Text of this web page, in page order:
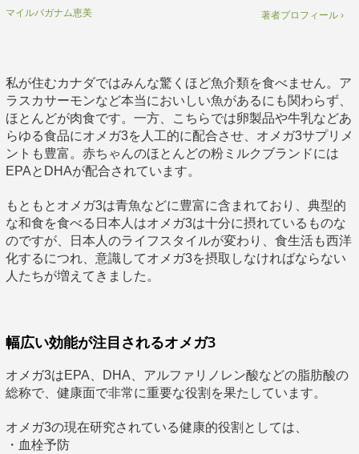
マイルバガナム恵美 著者プロフィール ›
私が住むカナダではみんな驚くほど魚介類を食べません。ア
ラスカサーモンなど本当においしい魚があるにも関わらず、
ほとんどが肉食です。一方、こちらでは卵製品や牛乳などあ
らゆる食品にオメガ3を人工的に配合させ、オメガ3サプリメ
ントも豊富。赤ちゃんのほとんどの粉ミルクブランドには
EPAとDHAが配合されています。
もともとオメガ3は青魚などに豊富に含まれており、典型的
な和食を食べる日本人はオメガ3は十分に摂れているものな
のですが、日本人のライフスタイルが変わり、食生活も西洋
化するにつれ、意識してオメガ3を摂取しなければならない
人たちが増えてきました。
幅広い効能が注目されるオメガ3
オメガ3はEPA、DHA、アルファリノレン酸などの脂肪酸の
総称で、健康面で非常に重要な役割を果たしています。
オメガ3の現在研究されている健康的役割としては、
・血栓予防